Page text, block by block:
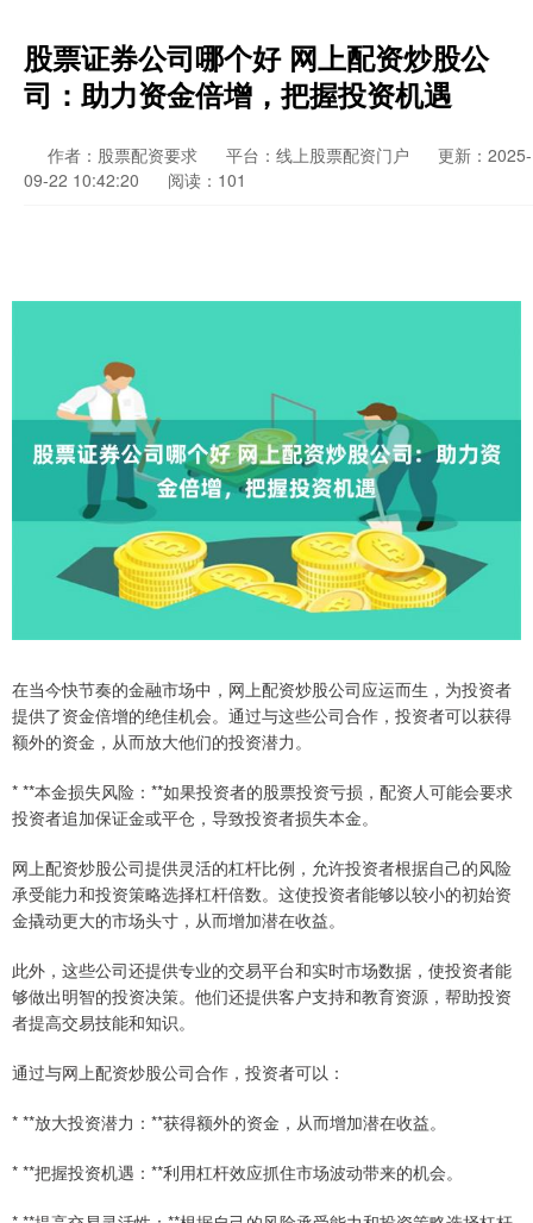
股票证券公司哪个好 网上配资炒股公
司：助力资金倍增，把握投资机遇
作者：股票配资要求 平台：线上股票配资门户
更新：2025-
09-22 10:42:20
阅读：101
在当今快节奏的金融市场中，网上配资炒股公司应运而生，为投资者
提供了资金倍增的绝佳机会。通过与这些公司合作，投资者可以获得
额外的资金，从而放大他们的投资潜力。
* **本金损失风险：**如果投资者的股票投资亏损，配资人可能会要求
投资者追加保证金或平仓，导致投资者损失本金。
网上配资炒股公司提供灵活的杠杆比例，允许投资者根据自己的风险
承受能力和投资策略选择杠杆倍数。这使投资者能够以较小的初始资
金撬动更大的市场头寸，从而增加潜在收益。
此外，这些公司还提供专业的交易平台和实时市场数据，使投资者能
够做出明智的投资决策。他们还提供客户支持和教育资源，帮助投资
者提高交易技能和知识。
通过与网上配资炒股公司合作，投资者可以：
* **放大投资潜力：**获得额外的资金，从而增加潜在收益。
* **把握投资机遇：**利用杠杆效应抓住市场波动带来的机会。